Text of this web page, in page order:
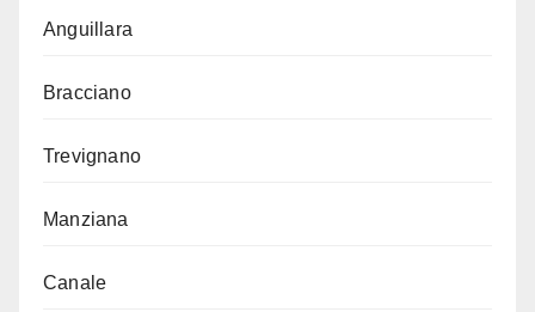
Anguillara
Bracciano
Trevignano
Manziana
Canale